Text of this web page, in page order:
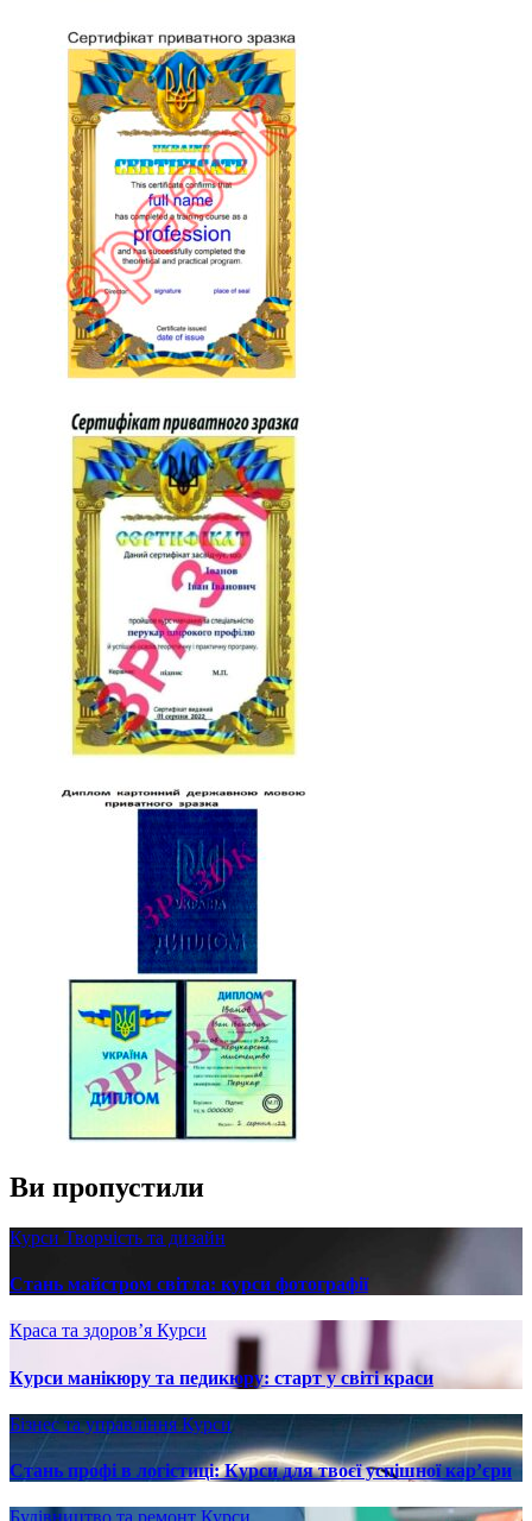
Ви пропустили
Курси Творчість та дизайн
Стань майстром світла: курси фотографії
Краса та здоров’я Курси
Курси манікюру та педикюру: старт у світі краси
Бізнес та управління Курси
Стань профі в логістиці: Курси для твоєї успішної кар’єри